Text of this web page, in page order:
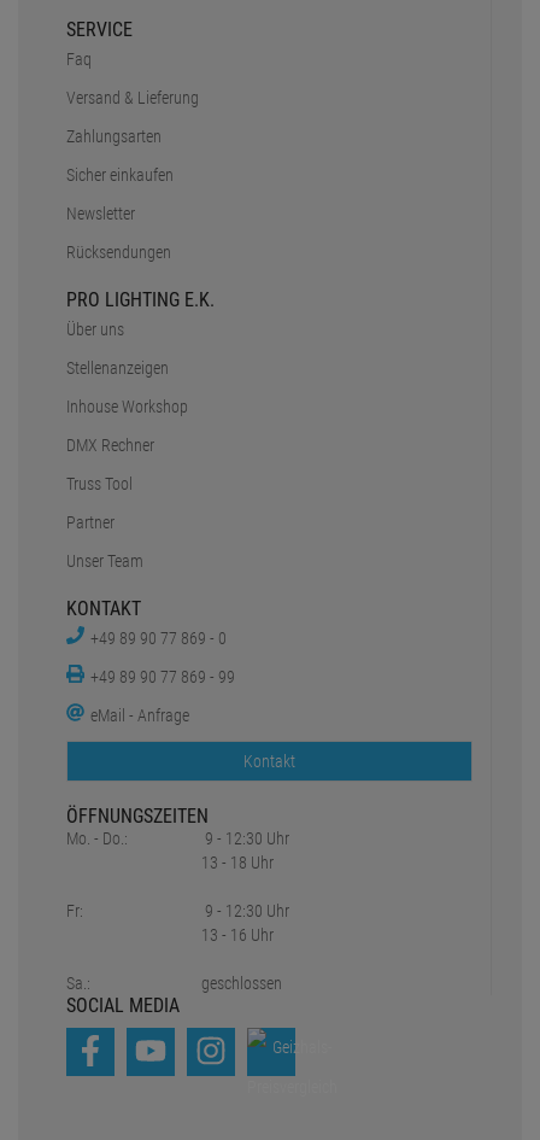
SERVICE
Faq
Versand & Lieferung
Zahlungsarten
Sicher einkaufen
Newsletter
Rücksendungen
PRO LIGHTING E.K.
Über uns
Stellenanzeigen
Inhouse Workshop
DMX Rechner
Truss Tool
Partner
Unser Team
KONTAKT
+49 89 90 77 869 - 0
+49 89 90 77 869 - 99
eMail - Anfrage
Kontakt
ÖFFNUNGSZEITEN
Mo. - Do.:
Fr:
Sa.:
9 - 12:30 Uhr
13 - 18 Uhr
9 - 12:30 Uhr
13 - 16 Uhr
geschlossen
SOCIAL MEDIA